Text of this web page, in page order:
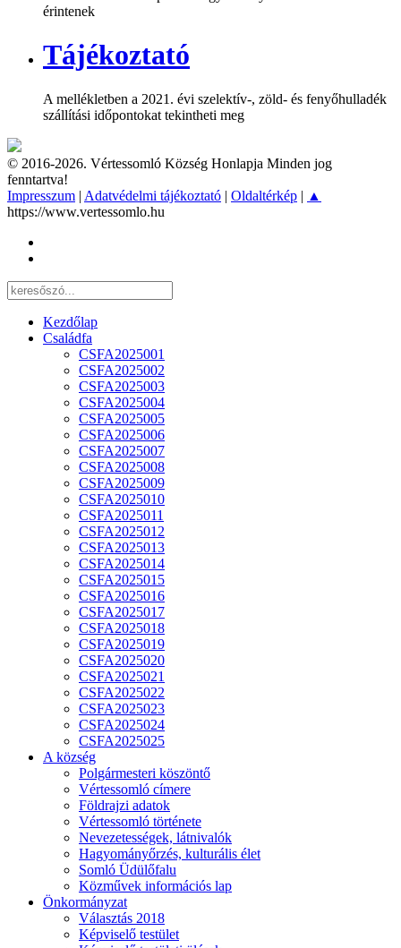
érintenek
Tájékoztató
A mellékletben a 2021. évi szelektív-, zöld- és fenyőhulladék
szállítási időpontokat tekintheti meg
© 2016-2026. Vértessomló Község Honlapja Minden jog
fenntartva!
Impresszum | Adatvédelmi tájékoztató | Oldaltérkép | ▲
https://www.vertessomlo.hu
Kezdőlap
Családfa
CSFA2025001
CSFA2025002
CSFA2025003
CSFA2025004
CSFA2025005
CSFA2025006
CSFA2025007
CSFA2025008
CSFA2025009
CSFA2025010
CSFA2025011
CSFA2025012
CSFA2025013
CSFA2025014
CSFA2025015
CSFA2025016
CSFA2025017
CSFA2025018
CSFA2025019
CSFA2025020
CSFA2025021
CSFA2025022
CSFA2025023
CSFA2025024
CSFA2025025
A község
Polgármesteri köszöntő
Vértessomló címere
Földrajzi adatok
Vértessomló története
Nevezetességek, látnivalók
Hagyományőrzés, kulturális élet
Somló Üdülőfalu
Közművek információs lap
Önkormányzat
Választás 2018
Képviselő testület